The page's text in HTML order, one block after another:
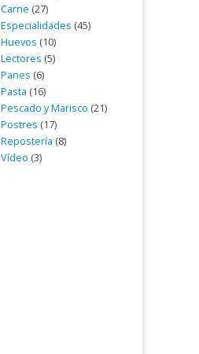
Carne (27)
Especialidades (45)
Huevos (10)
Lectores (5)
Panes (6)
Pasta (16)
Pescado y Marisco (21)
Postres (17)
Repostería (8)
Vídeo (3)